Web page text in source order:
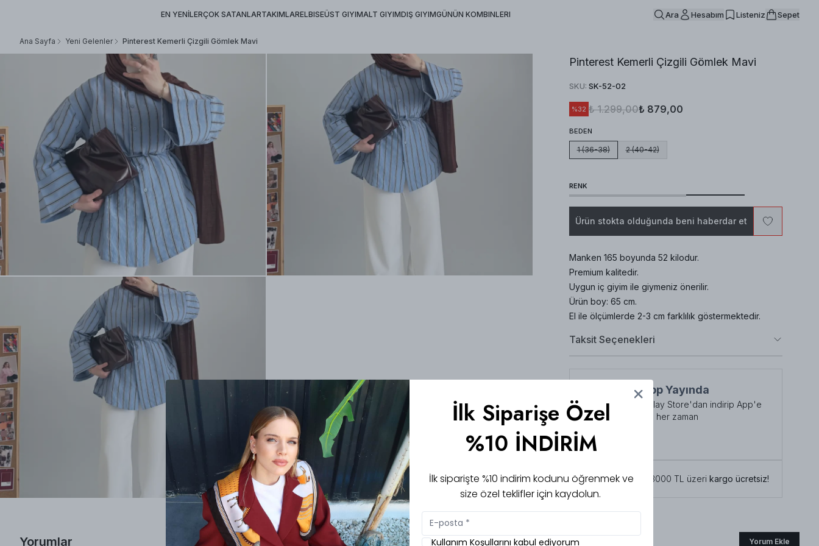
EN YENİLERÇOK SATANLARTAKIMLARELBISEÜST GIYIMALT GIYIMDIŞ GIYIMGÜNÜN KOMBINLERI Ara Hesabım Listeniz Sepet
Ana Sayfa Yeni Gelenler Pinterest Kemerli Çizgili Gömlek Mavi
Pinterest Kemerli Çizgili Gömlek Mavi
SKU: SK-52-02
%32 ₺ 1.299,00₺ 879,00
BEDEN
1 (36-38) 2 (40-42)
RENK
Ürün stokta olduğunda beni haberdar et
Manken 165 boyunda 52 kilodur.
Premium kalitedir.
Uygun iç giyim ile giymeniz önerilir.
Ürün boy: 65 cm.
El ile ölçümlerde 2-3 cm farklılık göstermektedir.
Taksit Seçenekleri
NuuWears App Yayında
App Store veya Play Store'dan indirip App'e
özel indirimlerden her zaman
Şimdi İndirin!
Tüm siparişlerde 3000 TL üzeri kargo ücretsiz!
Yorumlar Yorum Ekle
İlk Siparişe Özel
%10 İNDİRİM
İlk siparişte %10 indirim kodunu öğrenmek ve
size özel teklifler için kaydolun.
Kullanım Koşullarını kabul ediyorum